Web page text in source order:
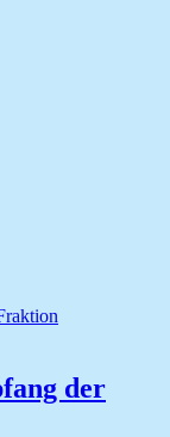
der